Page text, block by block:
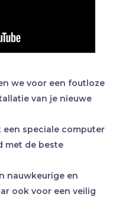
we voor een foutloze
van je nieuwe
speciale computer
met de beste
nauwkeurige en
ook voor een veilig